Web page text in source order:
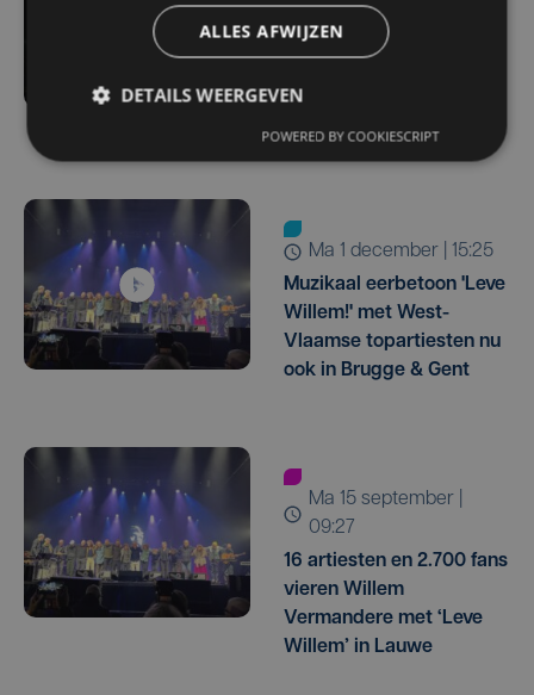
do 4 december | 15:03
Wannes Cappelle,
ma 1 december | 15:25
Muzikaal eerbetoon 'Leve
Willem!' met West-
Vlaamse topartiesten nu
ook in Brugge & Gent
ma 15 september |
09:27
16 artiesten en 2.700 fans
vieren Willem
Vermandere met ‘Leve
Willem’ in Lauwe
ALLES AFWIJZEN
DETAILS WEERGEVEN
POWERED BY COOKIESCRIPT